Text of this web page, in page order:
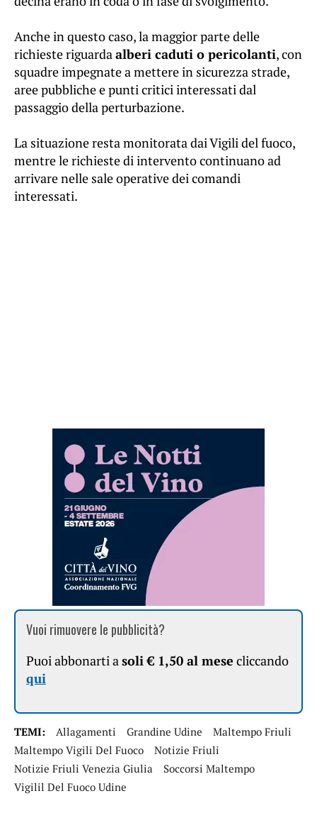
Anche in questo caso, la maggior parte delle
richieste riguarda alberi caduti o pericolanti, con
squadre impegnate a mettere in sicurezza strade,
aree pubbliche e punti critici interessati dal
passaggio della perturbazione.
La situazione resta monitorata dai Vigili del fuoco,
mentre le richieste di intervento continuano ad
arrivare nelle sale operative dei comandi
interessati.
Vuoi rimuovere le pubblicità?
Puoi abbonarti a soli € 1,50 al mese cliccando
qui
TEMI: Allagamenti Grandine Udine
Maltempo Friuli
Maltempo Vigili Del Fuoco
Notizie Friuli
Notizie Friuli Venezia Giulia
Soccorsi Maltempo
Vigilil Del Fuoco Udine